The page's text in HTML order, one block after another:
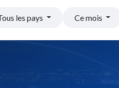
les pays Ce mois